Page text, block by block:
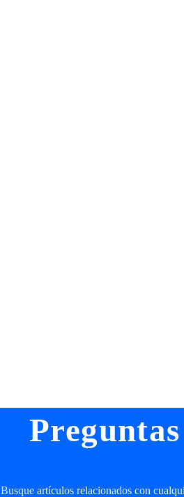
Busque artículos relacionados con